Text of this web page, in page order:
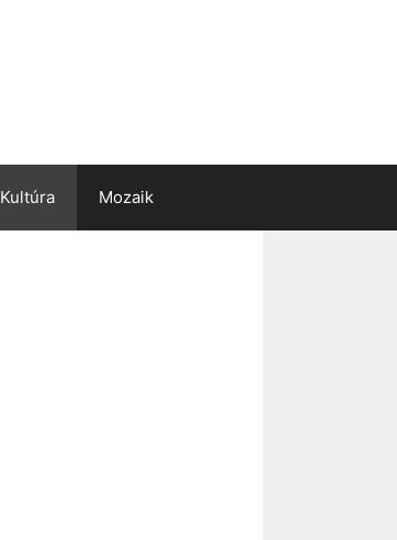
Kultúra Mozaik